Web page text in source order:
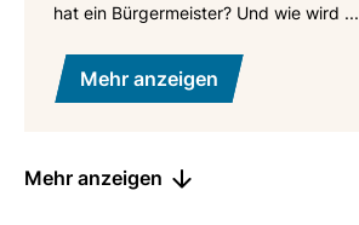
hat ein Bürgermeister? Und wie wird ...
Mehr anzeigen
Mehr anzeigen